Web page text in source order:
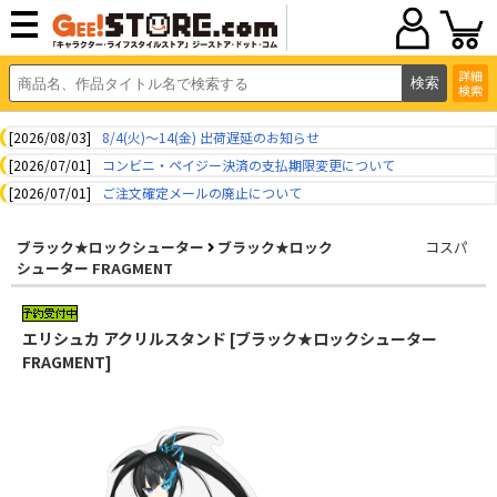
詳細
検索
[2026/08/03]
8/4(火)～14(金) 出荷遅延のお知らせ
[2026/07/01]
コンビニ・ペイジー決済の支払期限変更について
[2026/07/01]
ご注文確定メールの廃止について
ブラック★ロックシューター
ブラック★ロック
シューター FRAGMENT
コスパ
エリシュカ アクリルスタンド [ブラック★ロックシューター
FRAGMENT]